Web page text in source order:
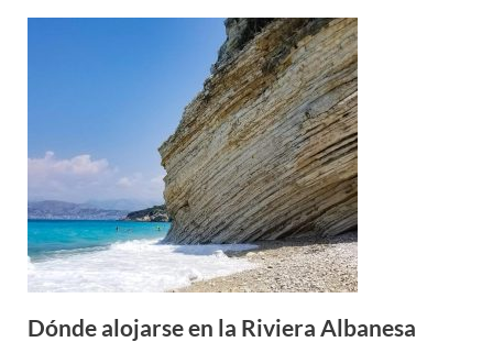
Dónde alojarse en la Riviera Albanesa